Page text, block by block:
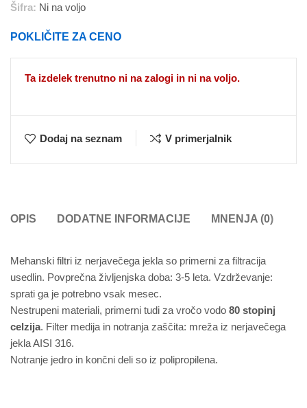
Šifra: Ni na voljo
POKLIČITE ZA CENO
Ta izdelek trenutno ni na zalogi in ni na voljo.
Dodaj na seznam V primerjalnik
OPIS DODATNE INFORMACIJE MNENJA (0)
Mehanski filtri iz nerjavečega jekla so primerni za filtracija
usedlin. Povprečna življenjska doba: 3-5 leta. Vzdrževanje:
sprati ga je potrebno vsak mesec.
Nestrupeni materiali, primerni tudi za vročo vodo 80 stopinj
celzija. Filter medija in notranja zaščita: mreža iz nerjavečega
jekla AISI 316.
Notranje jedro in končni deli so iz polipropilena.